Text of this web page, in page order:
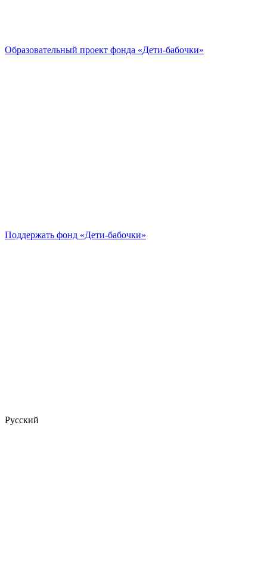
Образовательный проект фонда «Дети-бабочки»
Поддержать фонд «Дети-бабочки»
Русский